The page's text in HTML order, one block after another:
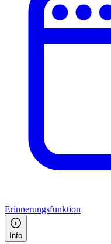
Erinnerungsfunktion
Info